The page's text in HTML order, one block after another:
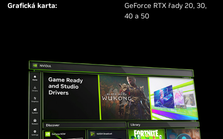
Grafická karta:
GeForce RTX řady 20, 30,
40 a 50